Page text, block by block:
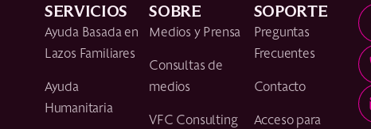
SERVICIOS
Ayuda Basada en
Lazos Familiares
Ayuda
Humanitaria
SOBRE
Medios y Prensa
Consultas de
medios
VFC Consulting
SOPORTE
Preguntas
Frecuentes
Contacto
Acceso para